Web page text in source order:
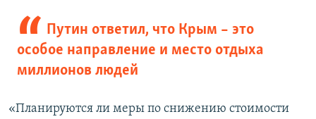
Путин ответил, что Крым – это
особое направление и место отдыха
миллионов людей
«Планируются ли меры по снижению стоимости